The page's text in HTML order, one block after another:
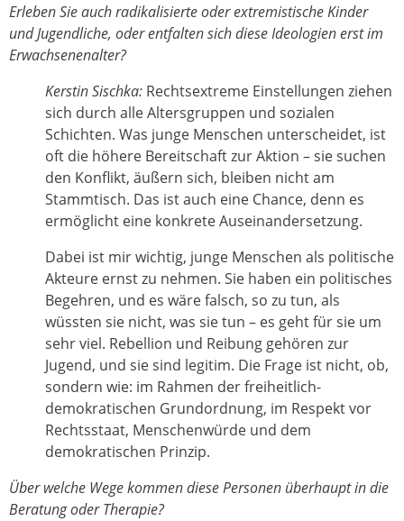
Erleben Sie auch radikalisierte oder extremistische Kinder
und Jugendliche, oder entfalten sich diese Ideologien erst im
Erwachsenenalter?
Kerstin Sischka: Rechtsextreme Einstellungen ziehen
sich durch alle Altersgruppen und sozialen
Schichten. Was junge Menschen unterscheidet, ist
oft die höhere Bereitschaft zur Aktion – sie suchen
den Konflikt, äußern sich, bleiben nicht am
Stammtisch. Das ist auch eine Chance, denn es
ermöglicht eine konkrete Auseinandersetzung.
Dabei ist mir wichtig, junge Menschen als politische
Akteure ernst zu nehmen. Sie haben ein politisches
Begehren, und es wäre falsch, so zu tun, als
wüssten sie nicht, was sie tun – es geht für sie um
sehr viel. Rebellion und Reibung gehören zur
Jugend, und sie sind legitim. Die Frage ist nicht, ob,
sondern wie: im Rahmen der freiheitlich-
demokratischen Grundordnung, im Respekt vor
Rechtsstaat, Menschenwürde und dem
demokratischen Prinzip.
Über welche Wege kommen diese Personen überhaupt in die
Beratung oder Therapie?